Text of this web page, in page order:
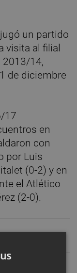
jugó un partido
visita al filial
2013/14,
de diciembre
17
en
con
por Luis
(0-2) y en
el Atlético
(2-0).